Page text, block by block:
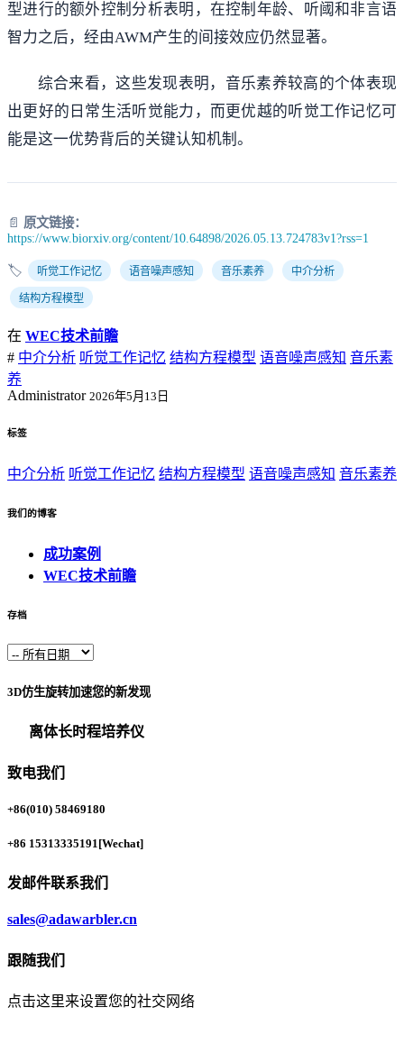
型进行的额外控制分析表明，在控制年龄、听阈和非言语
智力之后，经由AWM产生的间接效应仍然显著。
综合来看，这些发现表明，音乐素养较高的个体表现
出更好的日常生活听觉能力，而更优越的听觉工作记忆可
能是这一优势背后的关键认知机制。
📄 原文链接：
https://www.biorxiv.org/content/10.64898/2026.05.13.724783v1?rss=1
🏷️ 听觉工作记忆 语音噪声感知 音乐素养 中介分析
结构方程模型
在 WEC技术前瞻
# 中介分析 听觉工作记忆 结构方程模型 语音噪声感知 音乐素
养
Administrator 2026年5月13日
标签
中介分析 听觉工作记忆 结构方程模型 语音噪声感知 音乐素养
我们的博客
成功案例
WEC技术前瞻
存档
3D仿生旋转加速您的新发现
离体长时程培养仪
致电我们
+86(010) 58469180
+86 15313335191 [Wechat]
发邮件联系我们
sales@adawarbler.cn
跟随我们
点击这里来设置您的社交网络